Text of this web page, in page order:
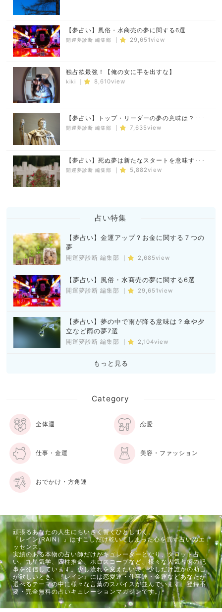
【夢占い】風俗・水商売の夢に関する6選
開運夢診断 編集部 29,651view
独占欲最強！【俺の女に手を出すな】
kiki 8,610view
【夢占い】トップ・リーダーの夢の意味は？･･･
開運夢診断 編集部 7,635view
【夢占い】死ぬ夢は新たなスタートを意味す･･･
開運夢診断 編集部 ｜ 5,882view
占い特集
【夢占い】金運アップ？お金に関する７つの
夢
開運夢診断 編集部 ｜ 2,685view
【夢占い】風俗・水商売の夢に関する6選
開運夢診断 編集部 ｜ 29,651view
【夢占い】夢の中で雨が降る意味は？傘や夕
立など雨の夢7選
開運夢診断 編集部 ｜ 2,104view
もっと見る
Category
全体運 恋愛
仕事・金運 美容・ファッション
おでかけ・方角運
頑張るあなたの人生にちいさく響くひとしずく。
『レイン(RAiN）』はすこしだけ乾いてしまった心を潤す占いのエ
ッセンス。
実績のある本物の占い師だけがキュレーターとなり、タロット占
い、九星気学、四柱推命、ホロスコープなど、様々な人気占術の記
事を発信しています。少し流れを変えたい時、少しだけ誰かの助言
が欲しいとき、『レイン』には恋愛運・仕事運・金運などあなたが
選べるテーマの中に様々な言葉のスパイスが並んでいます。登録不
要・完全無料の占いキュレーションマガジンです。